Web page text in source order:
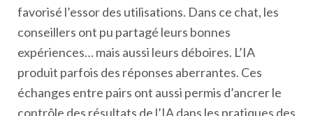
favorisé l’essor des utilisations. Dans ce chat, les
conseillers ont pu partagé leurs bonnes
expériences… mais aussi leurs déboires. L’IA
produit parfois des réponses aberrantes. Ces
échanges entre pairs ont aussi permis d’ancrer le
contrôle des résultats de l’IA dans les pratiques des